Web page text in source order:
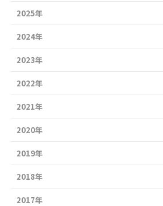
2025年
2024年
2023年
2022年
2021年
2020年
2019年
2018年
2017年